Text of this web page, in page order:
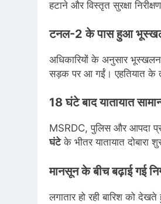
हटाने और विस्तृत सुरक्षा
टनल-2 के पास हुआ
अधिकारियों के अनुसार
सड़क पर आ गईं। एहतियात के
18 घंटे बाद यातायात
MSRDC, पुलिस और आपदा
घंटेके भीतर यातायात दोबारा
मानसून के बीच बढ़ाई गई
लगातार हो रही बारिश को